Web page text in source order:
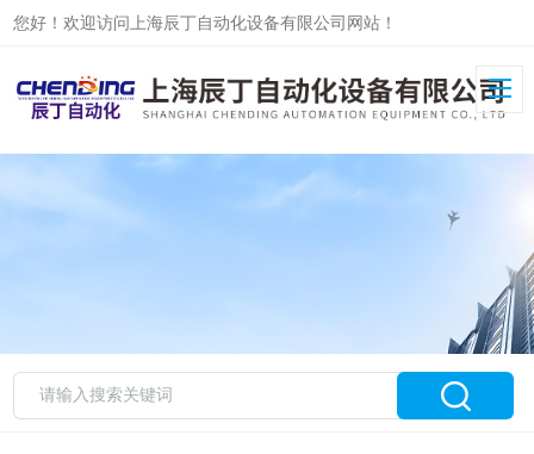
您好！欢迎访问上海辰丁自动化设备有限公司网站！